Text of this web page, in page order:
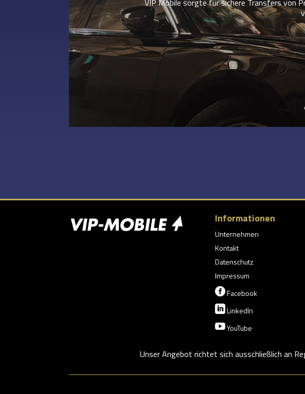
VIP Mobile sorgte für sichere Transfers von
Informationen
Unternehmen
Kontakt
Datenschutz
Impressum
Facebook
LinkedIn
YouTube
Unser Angebot richtet sich ausschließlich an